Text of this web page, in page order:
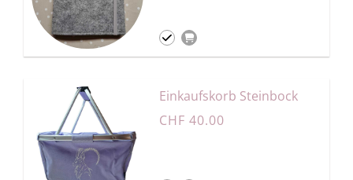
Einkaufskorb Steinbock
CHF 40.00